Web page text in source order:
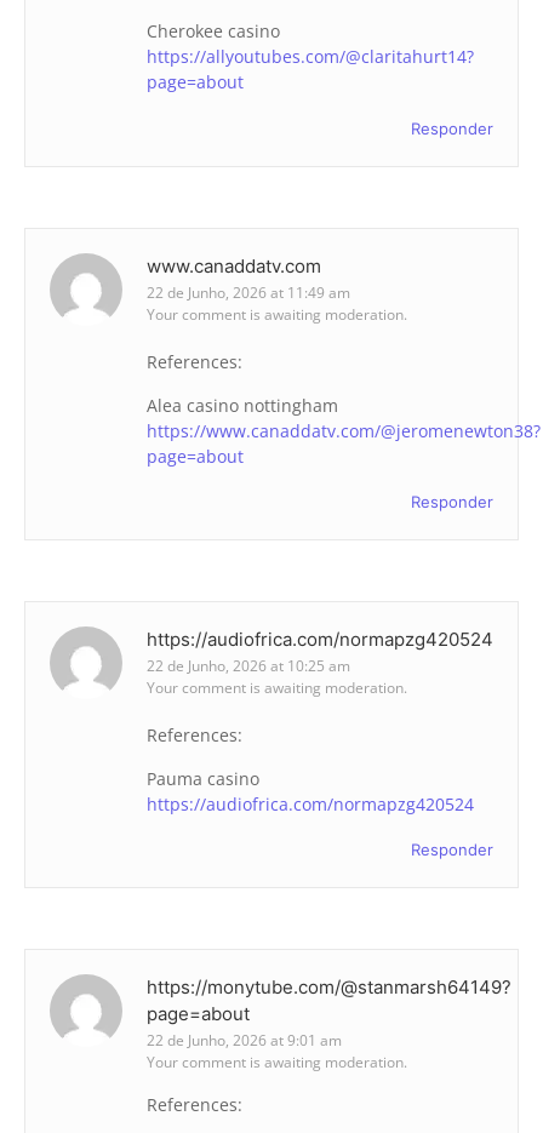
Cherokee casino
https://allyoutubes.com/@claritahurt14?
page=about
Responder
www.canaddatv.com
22 de Junho, 2026 at 11:49 am
Your comment is awaiting moderation.
References:
Alea casino nottingham
https://www.canaddatv.com/@jeromenewton38?
page=about
Responder
https://audiofrica.com/normapzg420524
22 de Junho, 2026 at 10:25 am
Your comment is awaiting moderation.
References:
Pauma casino
https://audiofrica.com/normapzg420524
Responder
https://monytube.com/@stanmarsh64149?
page=about
22 de Junho, 2026 at 9:01 am
Your comment is awaiting moderation.
References: